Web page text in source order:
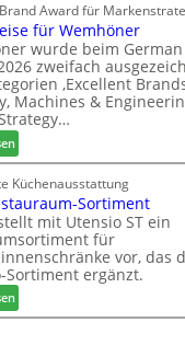
t
Z
u
k
u
n
f
t
s
t
F
ü
h
r
u
n
g
a
n
v
e
d
i
u
n
d
H
u
b
t
e
x
s
t
e
Award für
für Wemhöner
wurde beim
zweifach
‚Excellent
Machines &
:
Z
w
e
i
P
r
e
i
s
Küchenausstattung
Sortiment
mit Utensio ST ein
für
vor, das
Sortiment ergänzt.
:
K